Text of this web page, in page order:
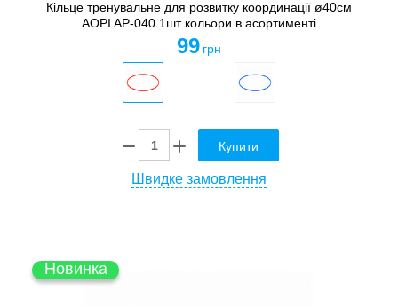
Кільце тренувальне для розвитку координації ø40см
AOPI AP-040 1шт кольори в асортименті
99 грн
Купити
Швидке замовлення
Новинка